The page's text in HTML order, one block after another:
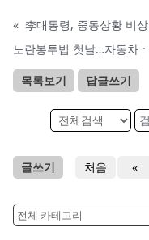
« 李대통령, 중동상황 비
노란봉투법 첫날…자동차
목록보기 답글쓰기
글쓰기 처음 «